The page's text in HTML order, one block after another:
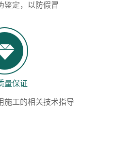
鉴定，以防假冒
量保证
施工的相关技术指导